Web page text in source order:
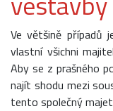
Ve většině případů
vlastní všichni
Aby se z prašného
najít shodu mezi
tento společný